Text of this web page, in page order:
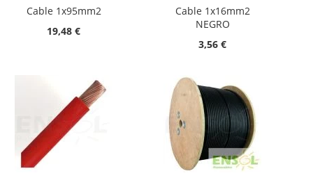
Cable 1x95mm2
19,48 €
Cable 1x16mm2
NEGRO
3,56 €